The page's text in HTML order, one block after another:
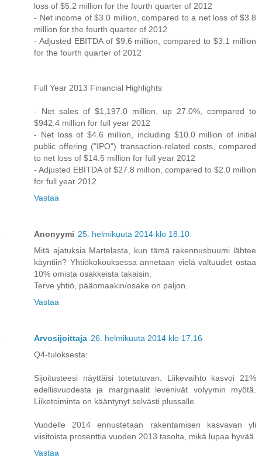
loss of $5.2 million for the fourth quarter of 2012
- Net income of $3.0 million, compared to a net loss of $3.8
million for the fourth quarter of 2012
- Adjusted EBITDA of $9.6 million, compared to $3.1 million
for the fourth quarter of 2012
Full Year 2013 Financial Highlights
- Net sales of $1,197.0 million, up 27.0%, compared to
$942.4 million for full year 2012
- Net loss of $4.6 million, including $10.0 million of initial
public offering ("IPO") transaction-related costs, compared
to net loss of $14.5 million for full year 2012
- Adjusted EBITDA of $27.8 million, compared to $2.0 million
for full year 2012
Vastaa
Anonyymi 25. helmikuuta 2014 klo 18.10
Mitä ajatuksia Martelasta, kun tämä rakennusbuumi lähtee
käyntiin? Yhtiökokouksessa annetaan vielä valtuudet ostaa
10% omista osakkeista takaisin.
Terve yhtiö, pääomaakin/osake on paljon.
Vastaa
Arvosijoittaja 26. helmikuuta 2014 klo 17.16
Q4-tuloksesta:
Sijoitusteesi näyttäisi totetutuvan. Liikevaihto kasvoi 21%
edellisvuodesta ja marginaalit levenivät volyymin myötä.
Liiketoiminta on kääntynyt selvästi plussalle.
Vuodelle 2014 ennustetaan rakentamisen kasvavan yli
viisitoista prosenttia vuoden 2013 tasolta, mikä lupaa hyvää.
Vastaa